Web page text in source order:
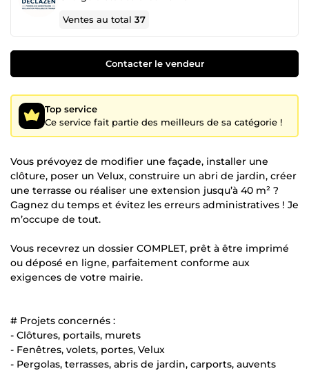
Ventes au total37
Contacter le vendeur
Top service
Ce service fait partie des meilleurs de sa catégorie !
Vous prévoyez de modifier une façade, installer une
clôture, poser un Velux, construire un abri de jardin, créer
une terrasse ou réaliser une extension jusqu’à 40 m² ?
Gagnez du temps et évitez les erreurs administratives ! Je
m’occupe de tout.
Vous recevrez un dossier COMPLET, prêt à être imprimé
ou déposé en ligne, parfaitement conforme aux
exigences de votre mairie.
# Projets concernés :
- Clôtures, portails, murets
- Fenêtres, volets, portes, Velux
- Pergolas, terrasses, abris de jardin, carports, auvents